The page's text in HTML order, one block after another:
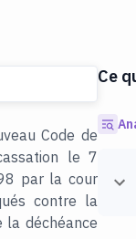
Code de
le 7
par la cour
contre la
déchéance
Ce